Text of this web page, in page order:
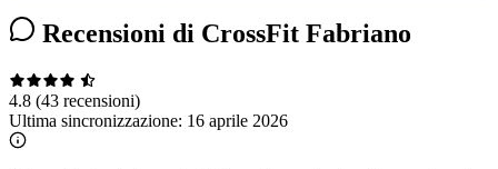
Recensioni di CrossFit Fabriano
4.8 (43 recensioni)
Ultima sincronizzazione: 16 aprile 2026